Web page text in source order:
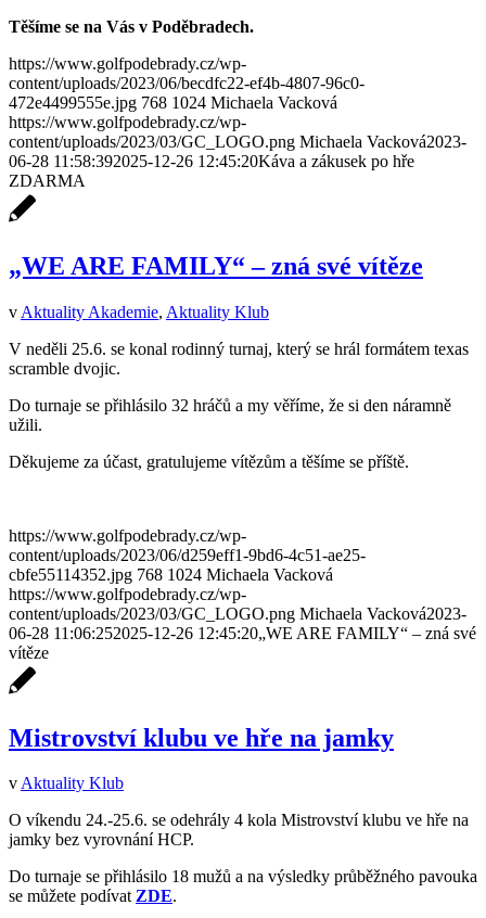
Těšíme se na Vás v Poděbradech.
https://www.golfpodebrady.cz/wp-
content/uploads/2023/06/becdfc22-ef4b-4807-96c0-
472e4499555e.jpg 768 1024 Michaela Vacková
https://www.golfpodebrady.cz/wp-
content/uploads/2023/03/GC_LOGO.png Michaela Vacková2023-
06-28 11:58:392025-12-26 12:45:20Káva a zákusek po hře
ZDARMA
„WE ARE FAMILY“ – zná své vítěze
v Aktuality Akademie, Aktuality Klub
V neděli 25.6. se konal rodinný turnaj, který se hrál formátem texas
scramble dvojic.
Do turnaje se přihlásilo 32 hráčů a my věříme, že si den náramně
užili.
Děkujeme za účast, gratulujeme vítězům a těšíme se příště.
https://www.golfpodebrady.cz/wp-
content/uploads/2023/06/d259eff1-9bd6-4c51-ae25-
cbfe55114352.jpg 768 1024 Michaela Vacková
https://www.golfpodebrady.cz/wp-
content/uploads/2023/03/GC_LOGO.png Michaela Vacková2023-
06-28 11:06:252025-12-26 12:45:20„WE ARE FAMILY“ – zná své
vítěze
Mistrovství klubu ve hře na jamky
vAktuality Klub
O víkendu 24.-25.6. se odehrály 4 kola Mistrovství klubu ve hře na
jamky bez vyrovnání HCP.
Do turnaje se přihlásilo 18 mužů a na výsledky průběžného pavouka
se můžete podívatZDE.